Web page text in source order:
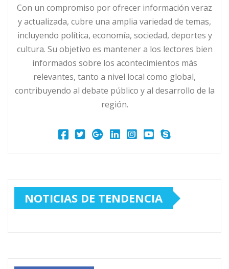
Con un compromiso por ofrecer información veraz
y actualizada, cubre una amplia variedad de temas,
incluyendo política, economía, sociedad, deportes y
cultura. Su objetivo es mantener a los lectores bien
informados sobre los acontecimientos más
relevantes, tanto a nivel local como global,
contribuyendo al debate público y al desarrollo de la
región.
NOTICIAS DE TENDENCIA